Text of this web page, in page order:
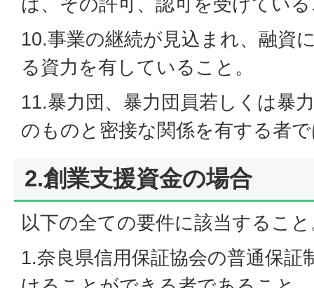
10.事業の継続が見込まれ、融資
る資力を有していること。
11.暴力団、暴力団員若しくは暴
のものと密接な関係を有する者
2.創業支援資金の場合
以下の全ての要件に該当するこ
1.奈良県信用保証協会の普通保証